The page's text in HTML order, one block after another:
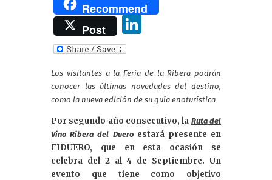
Recommend
Post
k
e
dI
n
Los visitantes a la Feria de la Ribera podrán
conocer las últimas novedades del destino,
como la nueva edición de su guía enoturística
Por segundo año consecutivo, la Rutadel
Vino Ribera del Dueroestará presente en
FIDUERO, que en esta ocasión se
celebra del 2 al 4 de Septiembre. Un
evento que tiene como objetivo